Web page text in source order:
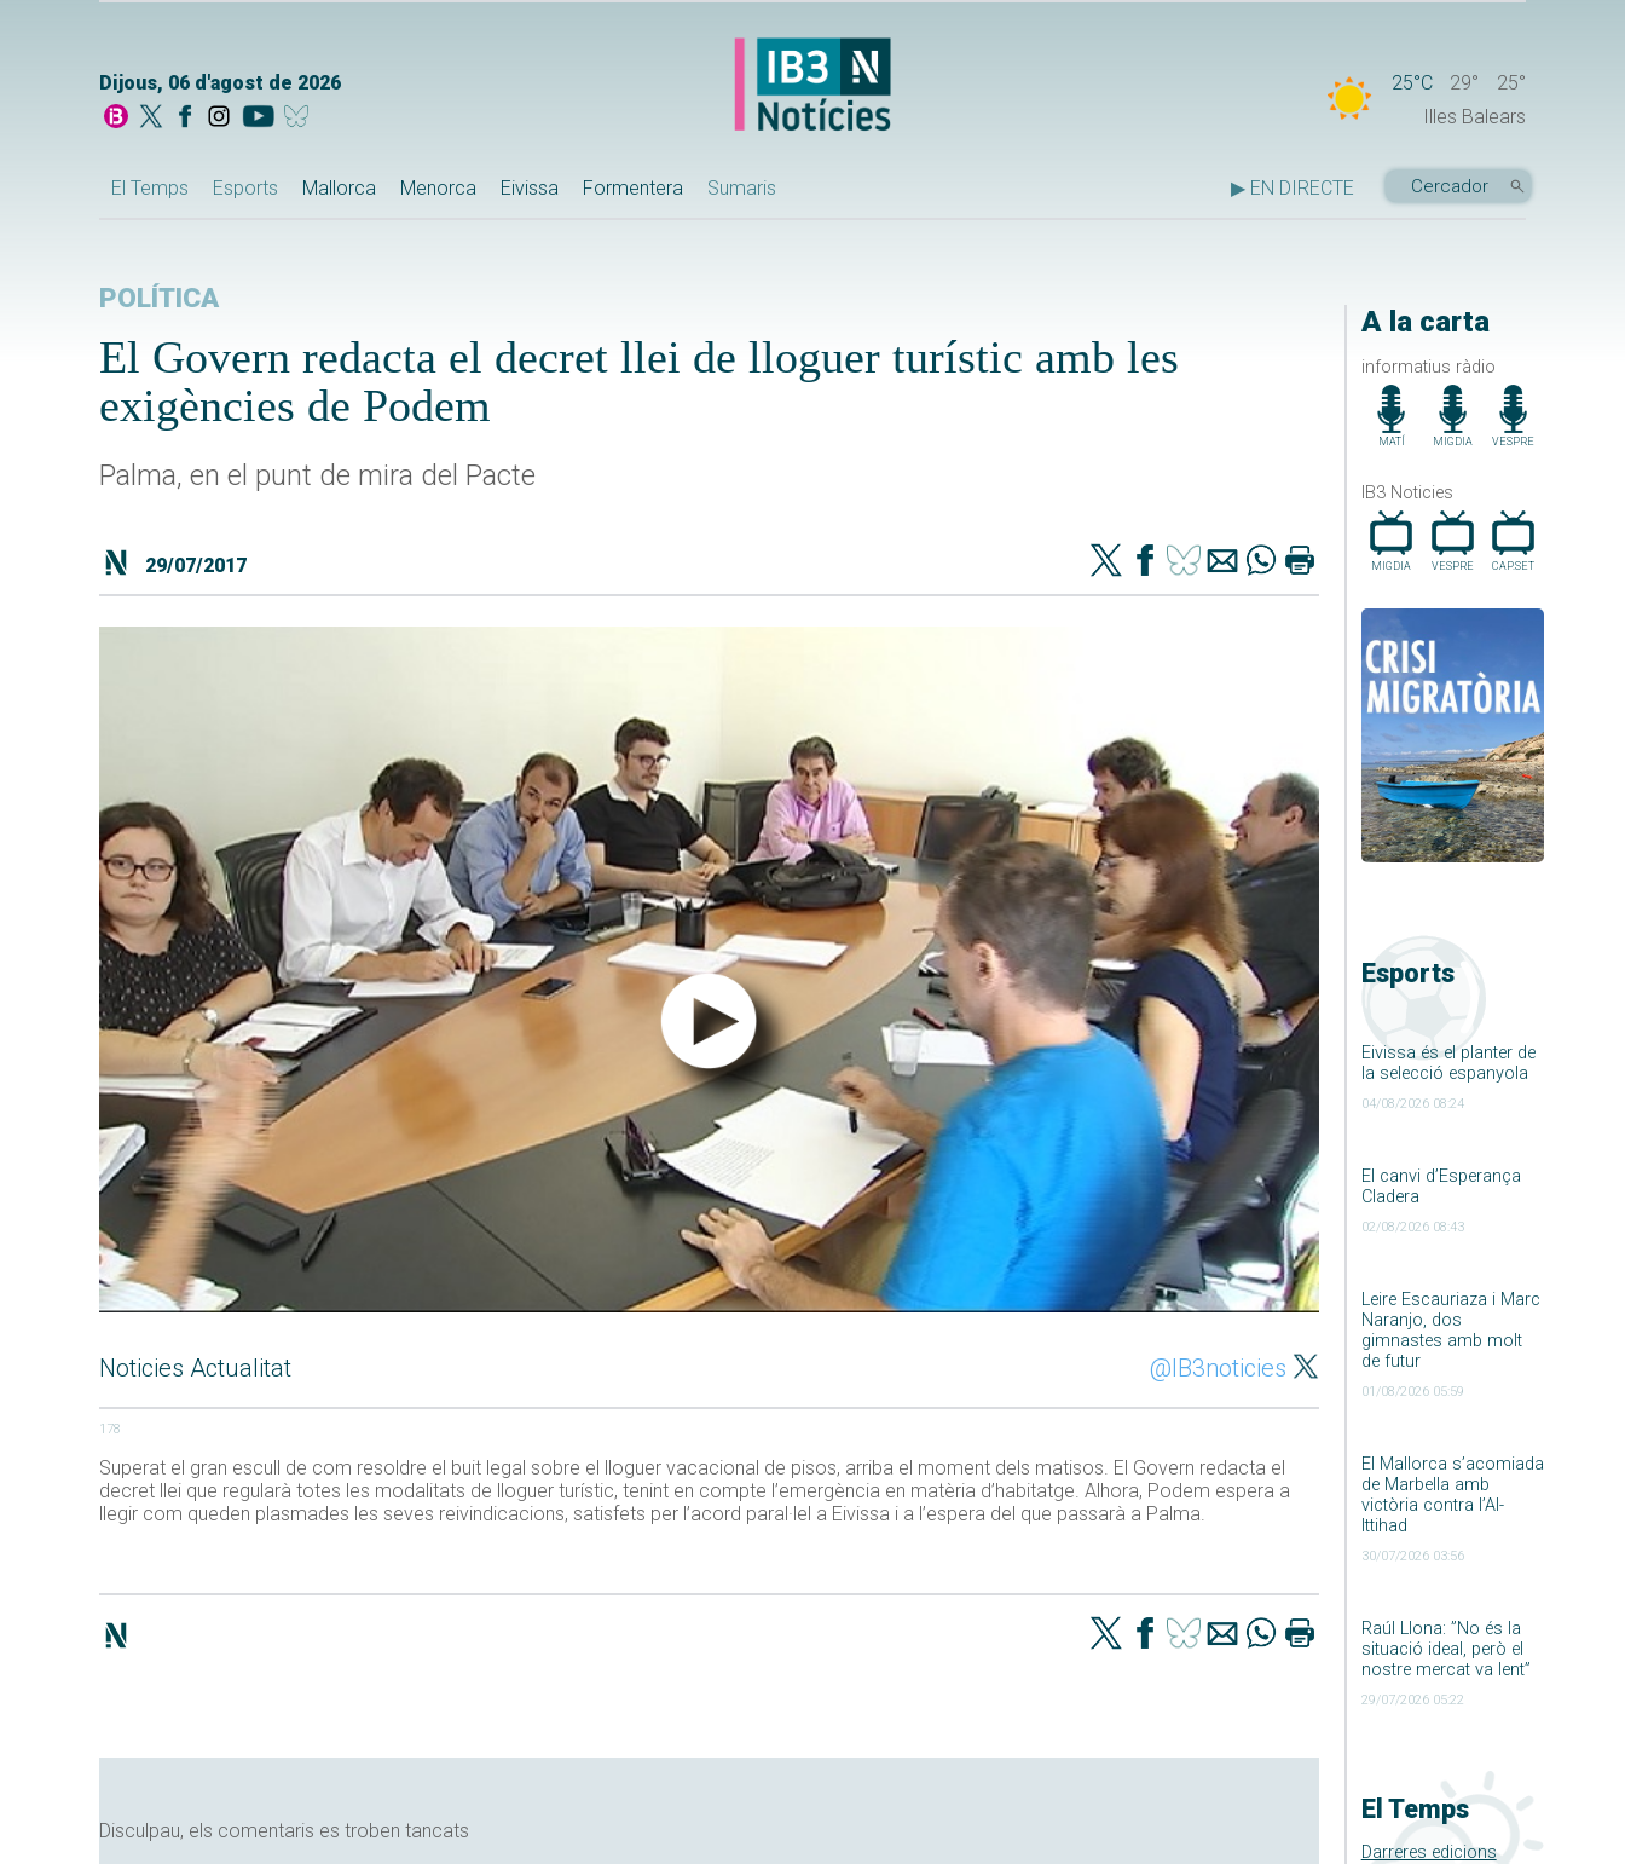
Dijous, 06 d'agost de 2026 25°C 29°
25°
Illes Balears
El Temps Esports Mallorca Menorca Eivissa Formentera Sumaris ▶ EN DIRECTE
A la carta
informatius ràdio
MATÍ MIGDIA VESPRE
IB3 Noticies
MIGDIA VESPRE CAP.SET
Esports
Eivissa és el planter de
la selecció espanyola
04/08/2026 08:24
El canvi d’Esperança
Cladera
02/08/2026 08:43
Leire Escauriaza i Marc
Naranjo, dos
gimnastes amb molt
de futur
01/08/2026 05:59
El Mallorca s’acomiada
de Marbella amb
victòria contra l’Al-
Ittihad
30/07/2026 03:56
Raúl Llona: ”No és la
situació ideal, però el
nostre mercat va lent”
29/07/2026 05:22
El Temps
Darreres edicions
POLÍTICA
El Govern redacta el decret llei de lloguer turístic amb les
exigències de Podem
Palma, en el punt de mira del Pacte
29/07/2017
Noticies Actualitat @IB3noticies
178
Superat el gran escull de com resoldre el buit legal sobre el lloguer vacacional de pisos, arriba el moment dels matisos. El Govern redacta el
decret llei que regularà totes les modalitats de lloguer turístic, tenint en compte l’emergència en matèria d’habitatge. Alhora, Podem espera a
llegir com queden plasmades les seves reivindicacions, satisfets per l’acord paral·lel a Eivissa i a l’espera del que passarà a Palma.
Disculpau, els comentaris es troben tancats